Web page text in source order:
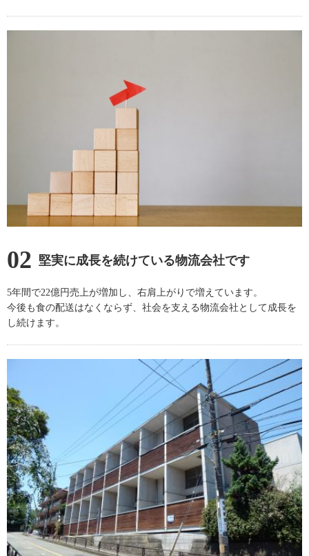
02 堅実に成長を続けている物流会社です
5年間で22億円売上が増加し、右肩上がりで増えています。
今後も食の配送はなくならず、社会を支える物流会社として成長を
し続けます。